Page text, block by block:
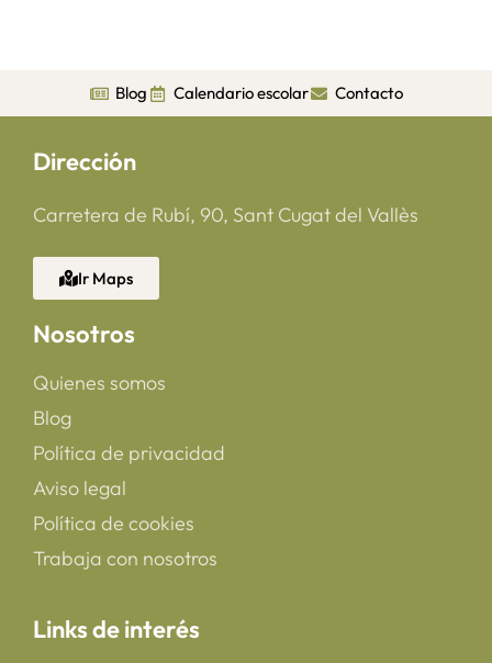
Blog Calendario escolar Contacto
Dirección
Carretera de Rubí, 90, Sant Cugat del Vallès
Ir Maps
Nosotros
Quienes somos
Blog
Política de privacidad
Aviso legal
Política de cookies
Trabaja con nosotros
Links de interés